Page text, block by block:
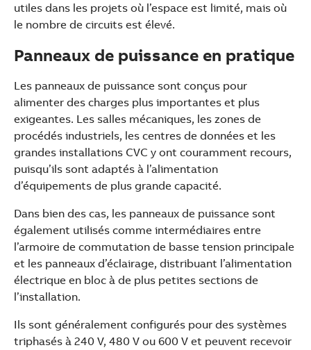
utiles dans les projets où l’espace est limité, mais où
le nombre de circuits est élevé.
Panneaux de puissance en pratique
Les panneaux de puissance sont conçus pour
alimenter des charges plus importantes et plus
exigeantes. Les salles mécaniques, les zones de
procédés industriels, les centres de données et les
grandes installations CVC y ont couramment recours,
puisqu’ils sont adaptés à l’alimentation
d’équipements de plus grande capacité.
Dans bien des cas, les panneaux de puissance sont
également utilisés comme intermédiaires entre
l’armoire de commutation de basse tension principale
et les panneaux d’éclairage, distribuant l’alimentation
électrique en bloc à de plus petites sections de
l’installation.
Ils sont généralement configurés pour des systèmes
triphasés à 240 V, 480 V ou 600 V et peuvent recevoir